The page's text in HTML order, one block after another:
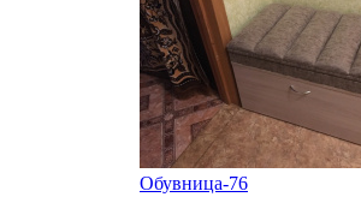
Обувница-76